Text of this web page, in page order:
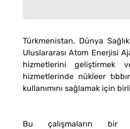
Türkmenistan, Dünya
Uluslararası Atom Enerjisi
hizmetlerini geliştirmek
hizmetlerinde nükleer
kullanımını sağlamak için
Bu çalışmaların bir